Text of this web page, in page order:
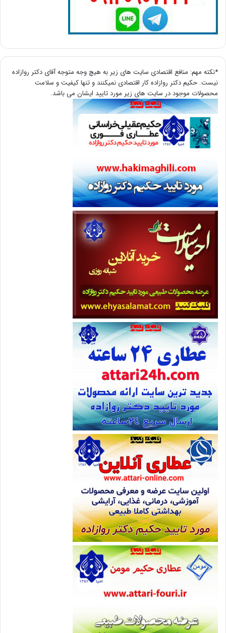
*نکته مهم: منافع اقتصادی سایت های زیر به هیچ وجه متوجه آقای دکتر روازاده
نیست. حکیم دکتر روازاده کار اقتصادی نمیکنند و تنها کیفیت و سلامت
محصولات موجود در سایت های زیر مورد تایید ایشان می باشد.